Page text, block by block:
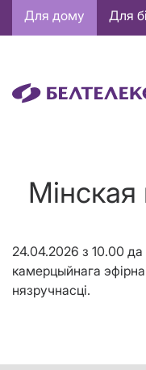
Основная
навигация
Для дому Для
24.04.2026 з 10.00
камерцыйнага
нязручнасці.